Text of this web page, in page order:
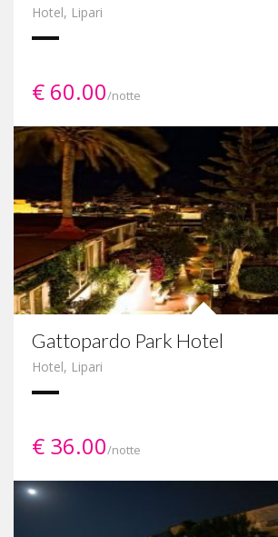
Hotel, Lipari
€ 60.00/notte
Gattopardo Park Hotel
Hotel, Lipari
€ 36.00/notte